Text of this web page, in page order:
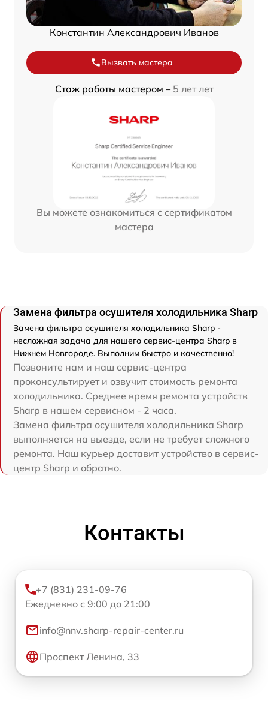
Константин Александрович Иванов
Вызвать мастера
Стаж работы мастером – 5 лет лет
Вы можете ознакомиться с сертификатом
мастера
Замена фильтра осушителя холодильника Sharp
Замена фильтра осушителя холодильника Sharp -
несложная задача для нашего сервис-центра Sharp в
Нижнем Новгороде. Выполним быстро и качественно!
Позвоните нам и наш сервис-центра
проконсультирует и озвучит стоимость ремонта
холодильника. Среднее время ремонта устройств
Sharp в нашем сервисном - 2 часа.
Замена фильтра осушителя холодильника Sharp
выполняется на выезде, если не требует сложного
ремонта. Наш курьер доставит устройство в сервис-
центр Sharp и обратно.
Контакты
+7 (831) 231-09-76
Ежедневно с 9:00 до 21:00
info@nnv.sharp-repair-center.ru
Проспект Ленина, 33